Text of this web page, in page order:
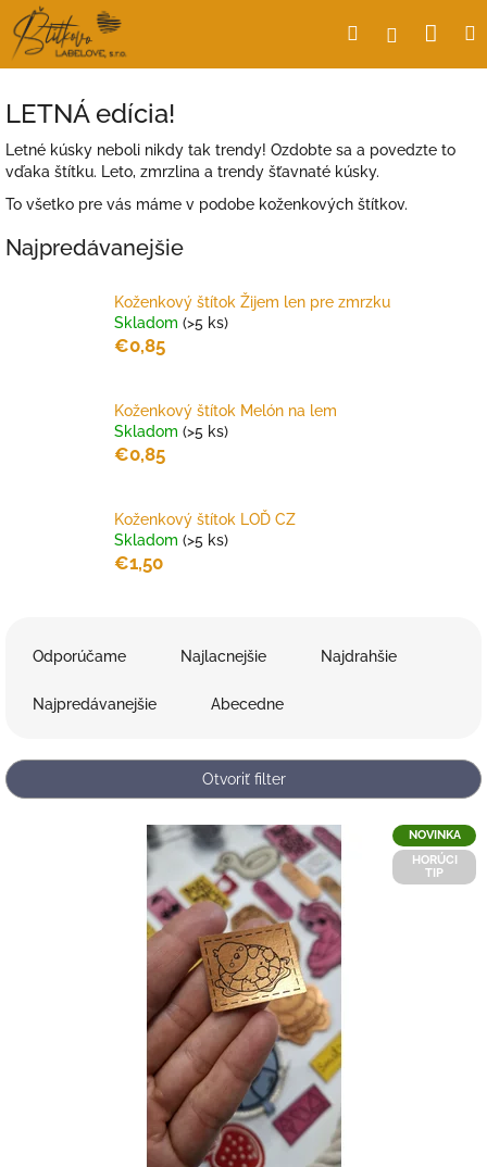
Prejsť
na
obsah
Hľadať
LETNÁ edícia!
Letné kúsky neboli nikdy tak trendy! Ozdobte sa a povedzte to
vďaka štítku. Leto, zmrzlina a trendy šťavnaté kúsky.
To všetko pre vás máme v podobe koženkových štítkov.
Najpredávanejšie
Koženkový štítok Žijem len pre zmrzku
Skladom (>5 ks)
€0,85
Koženkový štítok Melón na lem
Skladom (>5 ks)
€0,85
Koženkový štítok LOĎ CZ
Skladom (>5 ks)
€1,50
e
p
Odporúčame Najlacnejšie Najdrahšie
Najpredávanejšie Abecedne
Otvoriť filter
NOVINKA
HORÚCI
TIP